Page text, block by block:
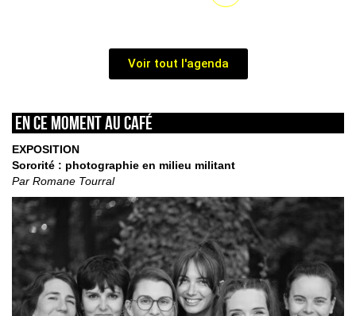
Voir tout l'agenda
En ce moment au café
EXPOSITION
Sororité : photographie en milieu militant
Par Romane Tourral